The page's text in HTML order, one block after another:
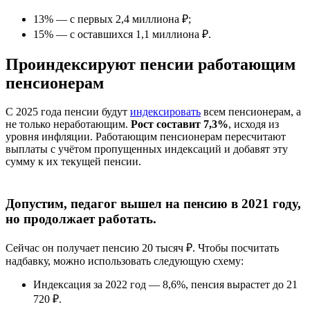
13% — с первых 2,4 миллиона ₽;
15% — с оставшихся 1,1 миллиона ₽.
Проиндексируют пенсии работающим
пенсионерам
С 2025 года пенсии будут индексировать всем пенсионерам, а
не только неработающим. Рост составит 7,3%, исходя из
уровня инфляции. Работающим пенсионерам пересчитают
выплаты с учётом пропущенных индексаций и добавят эту
сумму к их текущей пенсии.
Допустим, педагог вышел на пенсию в 2021 году,
но продолжает работать.
Сейчас он получает пенсию 20 тысяч ₽. Чтобы посчитать
надбавку, можно использовать следующую схему:
Индексация за 2022 год — 8,6%, пенсия вырастет до 21
720 ₽.